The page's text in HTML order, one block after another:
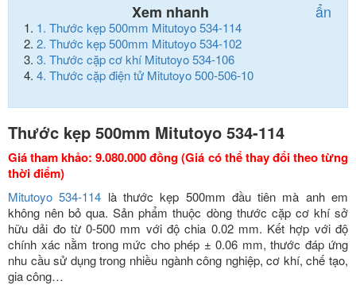
Xem nhanh ẩn
1. Thước kẹp 500mm Mitutoyo 534-114
2. Thước kẹp 500mm Mitutoyo 534-102
3. Thước cặp cơ khí Mitutoyo 534-106
4. Thước cặp điện tử Mitutoyo 500-506-10
Thước kẹp 500mm Mitutoyo 534-114
Giá tham khảo: 9.080.000 đồng (Giá có thể thay đổi theo từng
thời điểm)
Mitutoyo 534-114 là thước kẹp 500mm đầu tiên mà anh em
không nên bỏ qua. Sản phẩm thuộc dòng thước cặp cơ khí sở
hữu dải đo từ 0-500 mm với độ chia 0.02 mm. Kết hợp với độ
chính xác nằm trong mức cho phép ± 0.06 mm, thước đáp ứng
nhu cầu sử dụng trong nhiều ngành công nghiệp, cơ khí, chế tạo,
gia công…